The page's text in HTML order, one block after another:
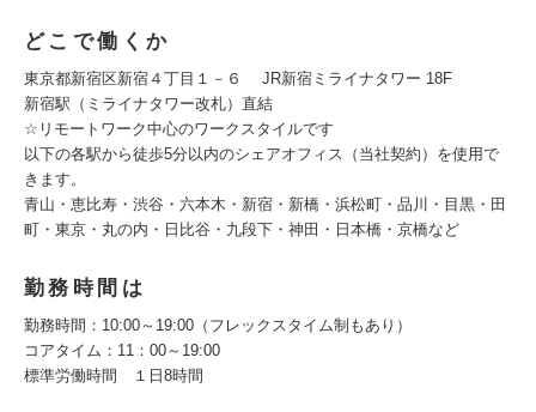
どこで働くか
東京都新宿区新宿４丁目１－６ JR新宿ミライナタワー 18F
新宿駅（ミライナタワー改札）直結
☆リモートワーク中心のワークスタイルです
以下の各駅から徒歩5分以内のシェアオフィス（当社契約）を使用で
きます。
青山・恵比寿・渋谷・六本木・新宿・新橋・浜松町・品川・目黒・田
町・東京・丸の内・日比谷・九段下・神田・日本橋・京橋など
勤務時間は
勤務時間：10:00～19:00（フレックスタイム制もあり）
コアタイム：11：00～19:00
標準労働時間 １日8時間